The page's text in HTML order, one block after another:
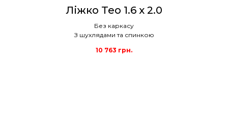
Ліжко Teo 1.6 x 2.0
Без каркасу
З шухлядами та спинкою
10 763 грн.